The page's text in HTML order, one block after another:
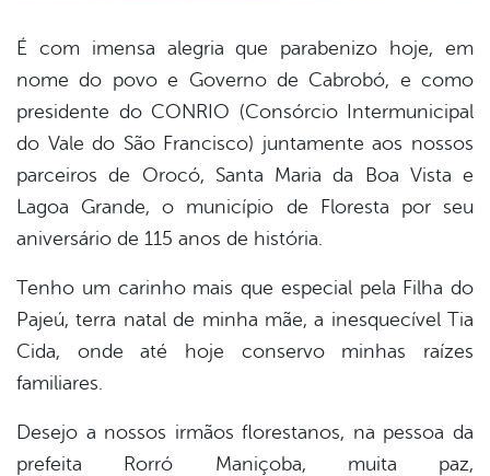
É com imensa alegria que parabenizo hoje, em
nome do povo e Governo de Cabrobó, e como
presidente do CONRIO (Consórcio Intermunicipal
do Vale do São Francisco) juntamente aos nossos
parceiros de Orocó, Santa Maria da Boa Vista e
Lagoa Grande, o município de Floresta por seu
aniversário de 115 anos de história.
Tenho um carinho mais que especial pela Filha do
Pajeú, terra natal de minha mãe, a inesquecível Tia
Cida, onde até hoje conservo minhas raízes
familiares.
Desejo a nossos irmãos florestanos, na pessoa da
prefeita Rorró Maniçoba, muita paz,